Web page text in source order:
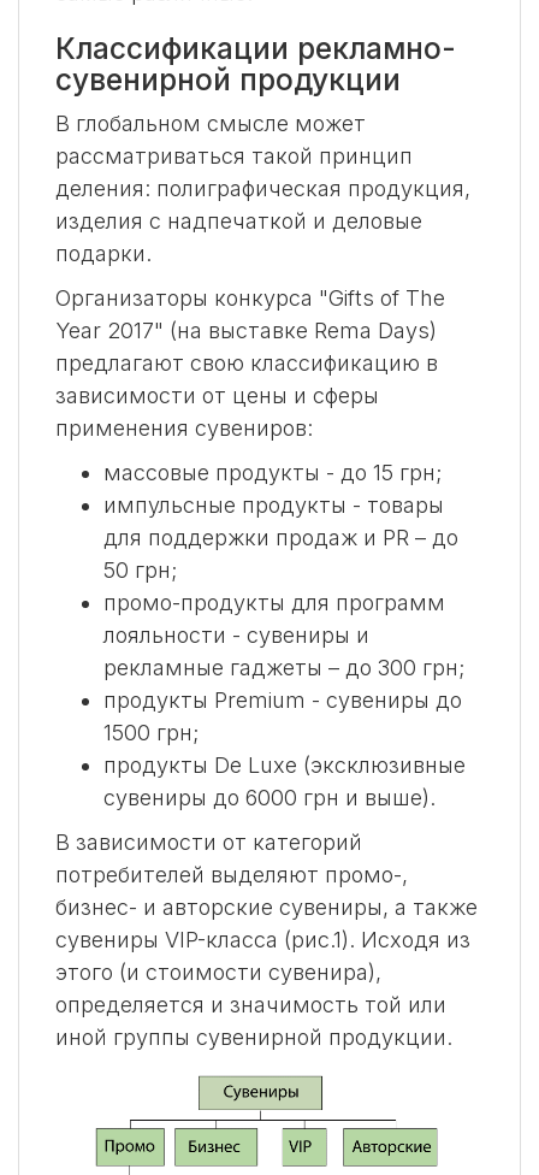
Классификации рекламно-
сувенирной продукции
В глобальном смысле может
рассматриваться такой принцип
деления: полиграфическая продукция,
изделия с надпечаткой и деловые
подарки.
Организаторы конкурса "Gifts of The
Year 2017" (на выставке Rema Days)
предлагают свою классификацию в
зависимости от цены и сферы
применения сувениров:
массовые продукты - до 15 грн;
импульсные продукты - товары
для поддержки продаж и PR – до
50 грн;
промо-продукты для программ
лояльности - сувениры и
рекламные гаджеты – до 300 грн;
продукты Premium - сувениры до
1500 грн;
продукты De Luxe (эксклюзивные
сувениры до 6000 грн и выше).
В зависимости от категорий
потребителей выделяют промо-,
бизнес- и авторские сувениры, а также
сувениры VIP-класса (рис.1). Исходя из
этого (и стоимости сувенира),
определяется и значимость той или
иной группы сувенирной продукции.